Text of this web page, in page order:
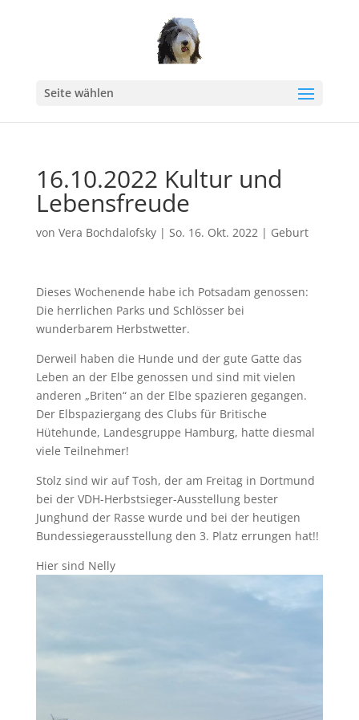
Seite wählen
16.10.2022 Kultur und
Lebensfreude
von Vera Bochdalofsky| So. 16. Okt. 2022| Geburt
Dieses Wochenende habe ich Potsadam genossen:
Die herrlichen Parks und Schlösser bei
wunderbarem Herbstwetter.
Derweil haben die Hunde und der gute Gatte das
Leben an der Elbe genossen und sind mit vielen
anderen „Briten“ an der Elbe spazieren gegangen.
Der Elbspaziergang des Clubs für Britische
Hütehunde, Landesgruppe Hamburg, hatte diesmal
viele Teilnehmer!
Stolz sind wir auf Tosh, der am Freitag in Dortmund
bei der VDH-Herbstsieger-Ausstellung bester
Junghund der Rasse wurde und bei der heutigen
Bundessiegerausstellung den 3. Platz errungen hat!!
Hier sind Nelly